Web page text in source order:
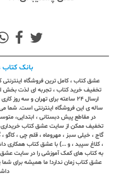
بانک
عشق کتاب ، کامل ترین فروشگاه
تخفیف خرید کتاب ، تجربه ای لذت بخش از
ارسال ٢٤ ساعته برای تهران و سه
ساله ی این فروشگاه اینترنتی است. شما
در مقاطع پیش دبستانی ، ابتدایی،
تخفیف ممکن از سایت عشق کتاب خریداری
گاج ، خیلی سبز ، مهروماه ، قلم چی ، کاگو ،
، کلاغ سپید ، و ...) با عشق کتاب همکاری
به کتاب های کمک آموزشی را در سایت
عشق کتاب زمان ندارد! ما همیشه برای